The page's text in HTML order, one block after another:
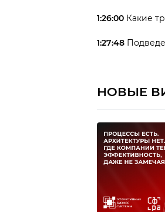
1:26:00Какие
1:27:48
НОВЫЕ